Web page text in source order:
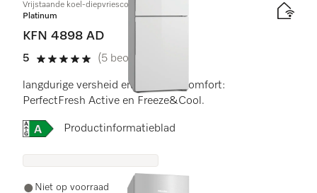
Vrijstaande koel-diepvriescombinatie
Platinum
KFN 4898 AD
5
5 sterren op 5
(5 beoordelingen)
langdurige versheid en optimaal comfort:
PerfectFresh Active en Freeze&Cool.
Online Label Flag, Energielabel
Productinformatieblad
Niet op voorraad